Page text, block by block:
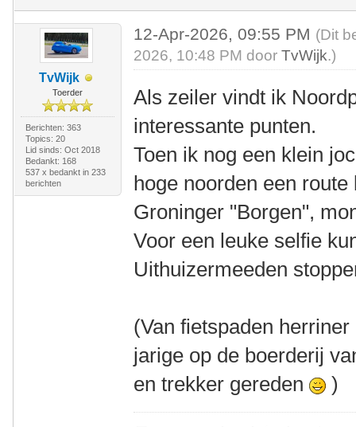
TvWijk
Toerder
Berichten: 363
Topics: 20
Lid sinds: Oct 2018
Bedankt: 168
537 x bedankt in 233
berichten
12-Apr-2026, 09:55 PM (Dit
2026, 10:48 PM doorTvWijk.)
Als zeiler vindt ik
interessante punten.
Toen ik nog een klein
hoge noorden een
Groninger "Borgen",
Voor een leuke selfie
Uithuizermeeden
(Van fietspaden
jarige op de boerderij
en trekker gereden
)